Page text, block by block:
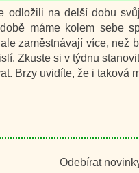
odložili na delší dobu
máme kolem sebe
zaměstnávají více, než
Zkuste si v týdnu
Brzy uvidíte, že i taková
Odebírat